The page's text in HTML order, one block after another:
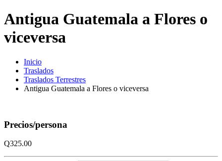
Antigua Guatemala a Flores o
viceversa
Inicio
Traslados
Traslados Terrestres
Antigua Guatemala a Flores o viceversa
Precios/persona
Q325.00